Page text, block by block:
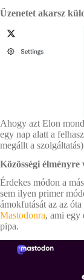
Üzenetet akarsz
Ahogy azt Elon
egy nap alatt a
megállt a szolgáltatás)
Közösségi élményre
Érdekes módon a
sem ilyen primer
ámokfutását az az
Mastodonra, ami egy
pipa.